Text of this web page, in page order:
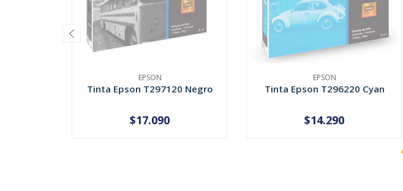
EPSON
Tinta Epson T297120 Negro
AGOTADO
$17.090
EPSON
Tinta Epson T296220 Cyan
AGOTADO
$14.290